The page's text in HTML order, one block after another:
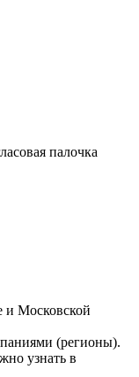
палочка
и Московской
(регионы).
узнать в